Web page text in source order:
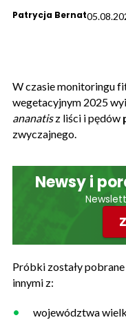
Patrycja Bernat
W czasie monitoringu
wegetacyjnym 2025
ananatisz liści i pędów
zwyczajnego.
Newsy i
Próbki zostały
innymi z:
województwa